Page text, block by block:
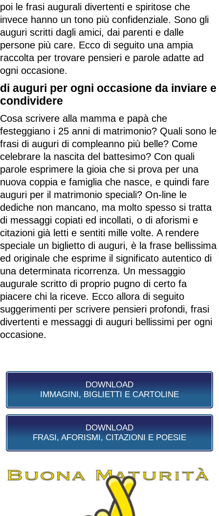
poi le frasi augurali divertenti e spiritose che
invece hanno un tono più confidenziale. Sono gli
auguri scritti dagli amici, dai parenti e dalle
persone più care. Ecco di seguito una ampia
raccolta per trovare pensieri e parole adatte ad
ogni occasione.
di auguri per ogni occasione da inviare e
condividere
Cosa scrivere alla mamma e papà che
festeggiano i 25 anni di matrimonio? Quali sono le
frasi di auguri di compleanno più belle? Come
celebrare la nascita del battesimo? Con quali
parole esprimere la gioia che si prova per una
nuova coppia e famiglia che nasce, e quindi fare
auguri per il matrimonio speciali? On-line le
dediche non mancano, ma molto spesso si tratta
di messaggi copiati ed incollati, o di aforismi e
citazioni già letti e sentiti mille volte. A rendere
speciale un biglietto di auguri, è la frase bellissima
ed originale che esprime il significato autentico di
una determinata ricorrenza. Un messaggio
augurale scritto di proprio pugno di certo fa
piacere chi la riceve. Ecco allora di seguito
suggerimenti per scrivere pensieri profondi, frasi
divertenti e messaggi di auguri bellissimi per ogni
occasione.
DOWNLOAD
IMMAGINI, BIGLIETTI E CARTOLINE
DOWNLOAD
FRASI, AFORISMI, CITAZIONI E POESIE